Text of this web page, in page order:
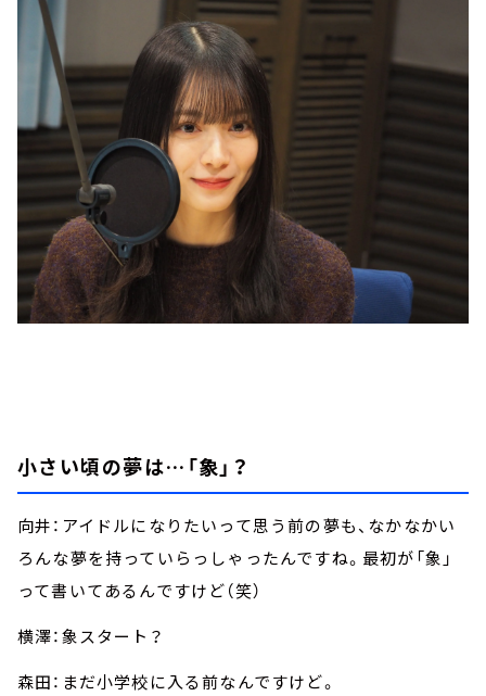
小さい頃の夢は…「象」？
向井：アイドルになりたいって思う前の夢も、なかなかい
ろんな夢を持っていらっしゃったんですね。最初が「象」
って書いてあるんですけど（笑）
横澤：象スタート？
森田：まだ小学校に入る前なんですけど。